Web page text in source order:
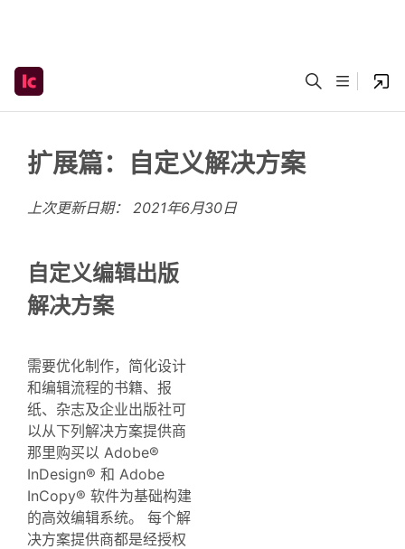
扩展篇：自定义解决方案
上次更新日期： 2021年6月30日
自定义编辑出版
解决方案
需要优化制作，简化设计
和编辑流程的书籍、报
纸、杂志及企业出版社可
以从下列解决方案提供商
那里购买以 Adobe®
InDesign® 和 Adobe
InCopy® 软件为基础构建
的高效编辑系统。 每个解
决方案提供商都是经授权